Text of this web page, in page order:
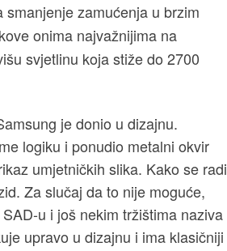
smanjenje zamućenja u brzim
onima najvažnijima na
svjetlinu koja stiže do 2700
je donio u dizajnu.
logiku i ponudio metalni okvir
umjetničkih slika. Kako se radi
Za slučaj da to nije moguće,
u i još nekim tržištima naziva
upravo u dizajnu i ima klasičniji